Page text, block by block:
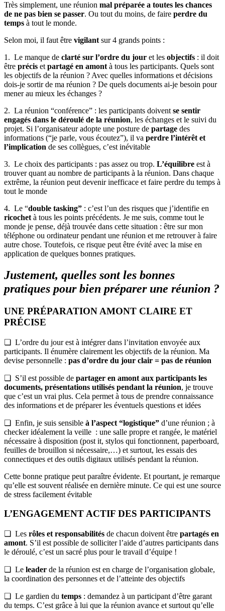
Très simplement, une réunion mal préparée a toutes les chances
de ne pas bien se passer. Ou tout du moins, de faire perdre du
temps à tout le monde.
Selon moi, il faut être vigilant sur 4 grands points :
1. Le manque de clarté sur l’ordre du jour et les objectifs : il doit
être précis et partagé en amont à tous les participants. Quels sont
les objectifs de la réunion ? Avec quelles informations et décisions
dois-je sortir de ma réunion ? De quels documents ai-je besoin pour
mener au mieux les échanges ?
2. La réunion “conférence” : les participants doivent se sentir
engagés dans le déroulé de la réunion, les échanges et le suivi du
projet. Si l’organisateur adopte une posture de partage des
informations (“je parle, vous écoutez”), il va perdre l’intérêt et
l’implication de ses collègues, c’est inévitable
3. Le choix des participants : pas assez ou trop. L’équilibre est à
trouver quant au nombre de participants à la réunion. Dans chaque
extrême, la réunion peut devenir inefficace et faire perdre du temps à
tout le monde
4. Le “double tasking” : c’est l’un des risques que j’identifie en
ricochet à tous les points précédents. Je me suis, comme tout le
monde je pense, déjà trouvée dans cette situation : être sur mon
téléphone ou ordinateur pendant une réunion et me retrouver à faire
autre chose. Toutefois, ce risque peut être évité avec la mise en
application de quelques bonnes pratiques.
Justement, quelles sont les bonnes
pratiques pour bien préparer une réunion ?
UNE PRÉPARATION AMONT CLAIRE ET
PRÉCISE
❏ L’ordre du jour est à intégrer dans l’invitation envoyée aux
participants. Il énumère clairement les objectifs de la réunion. Ma
devise personnelle : pas d’ordre du jour clair = pas de réunion
❏ S’il est possible de partager en amont aux participants les
documents, présentations utilisés pendant la réunion, je trouve
que c’est un vrai plus. Cela permet à tous de prendre connaissance
des informations et de préparer les éventuels questions et idées
❏ Enfin, je suis sensible à l’aspect “logistique” d’une réunion ; à
checker idéalement la veille : une salle propre et rangée, le matériel
nécessaire à disposition (post it, stylos qui fonctionnent, paperboard,
feuilles de brouillon si nécessaire,…) et surtout, les essais des
connectiques et des outils digitaux utilisés pendant la réunion.
Cette bonne pratique peut paraître évidente. Et pourtant, je remarque
qu’elle est souvent réalisée en dernière minute. Ce qui est une source
de stress facilement évitable
L’ENGAGEMENT ACTIF DES PARTICIPANTS
❏ Les rôles et responsabilités de chacun doivent être partagés en
amont. S’il est possible de solliciter l’aide d’autres participants dans
le déroulé, c’est un sacré plus pour le travail d’équipe !
❏ Le leader de la réunion est en charge de l’organisation globale,
la coordination des personnes et de l’atteinte des objectifs
❏ Le gardien du temps : demandez à un participant d’être garant
du temps. C’est grâce à lui que la réunion avance et surtout qu’elle